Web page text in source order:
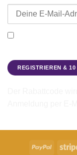
PayPal